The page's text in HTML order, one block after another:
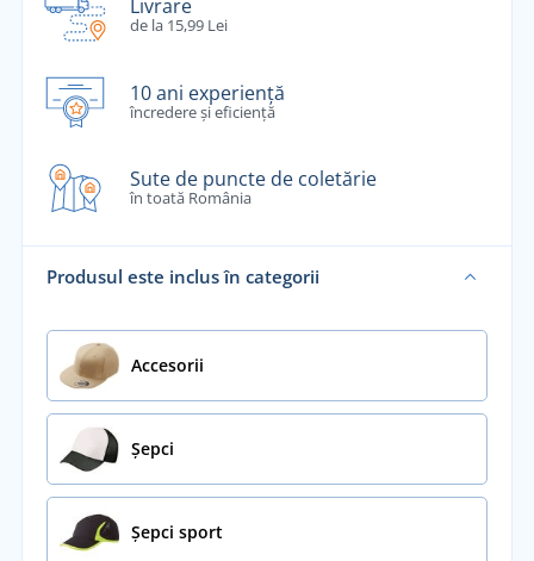
Livrare
de la 15,99 Lei
10 ani experiență
încredere și eficiență
Sute de puncte de coletărie
în toată România
Produsul este inclus în categorii
Accesorii
Șepci
Șepci sport